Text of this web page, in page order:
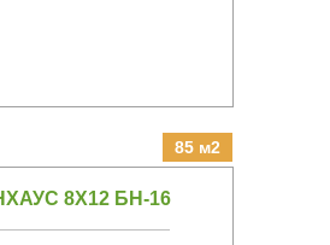
85 м2
8Х12 БН-16